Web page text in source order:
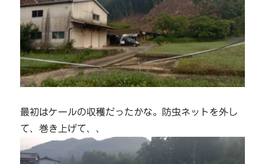
最初はケールの収穫だったかな。防虫ネットを外し
て、巻き上げて、、